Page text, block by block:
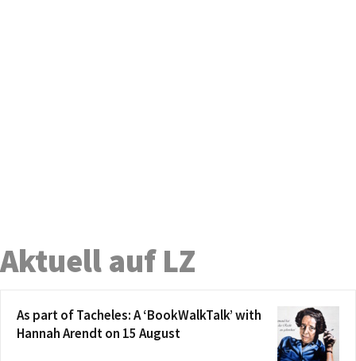
Aktuell auf LZ
As part of Tacheles: A ‘BookWalkTalk’ with
Hannah Arendt on 15 August